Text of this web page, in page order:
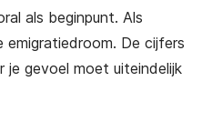
als beginpunt. Als
emigratiedroom. De cijfers
je gevoel moet uiteindelijk